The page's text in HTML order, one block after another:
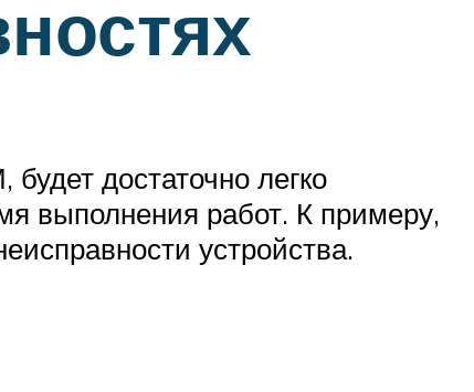
достаточно легко
выполнения работ. К примеру,
устройства.